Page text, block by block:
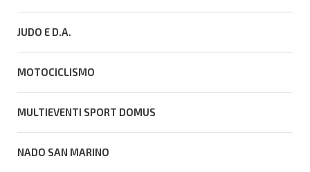
JUDO E D.A.
MOTOCICLISMO
MULTIEVENTI SPORT DOMUS
NADO SAN MARINO